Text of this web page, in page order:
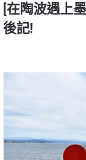
[在陶波遇上
後記!